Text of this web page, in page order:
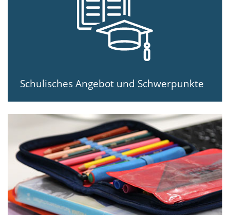
Schulisches Angebot und Schwerpunkte